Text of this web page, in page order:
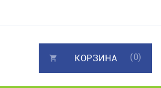
КОРЗИНА (0)